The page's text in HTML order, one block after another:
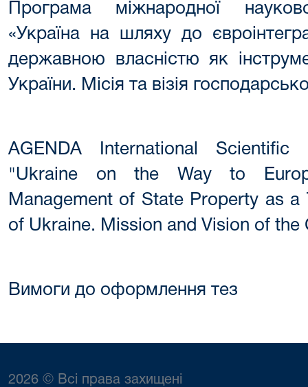
Програма міжнародної
«Україна на шляху до
державною власністю як
України. Місія та візія
AGENDA International
"Ukraine on the Way to
Management of State Property as
of Ukraine. Mission and Vision of
Вимоги до оформлення тез
2026 © Всі права захищені